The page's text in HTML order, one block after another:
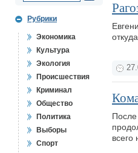
Рубрики
Экономика
Культура
Экология
Происшествия
Криминал
Общество
Политика
Выборы
Спорт
После
всего